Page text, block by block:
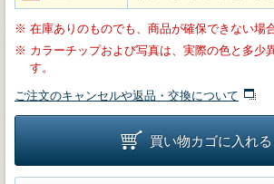
※ 在庫ありのものでも、商品が確保できない場
※ カラーチップおよび写真は、実際の色と多少
す。
ご注文のキャンセルや返品・交換について
買い物カゴに入れる